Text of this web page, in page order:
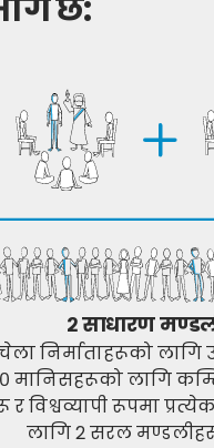
छ:
२ साधारण
चेला निर्माताहरूको
मानिसहरूको लागि
र विश्वव्यापी रूपमा
लागि 2 सरल